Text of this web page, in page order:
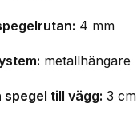
4 mm
metallhängare
till vägg: 3 cm